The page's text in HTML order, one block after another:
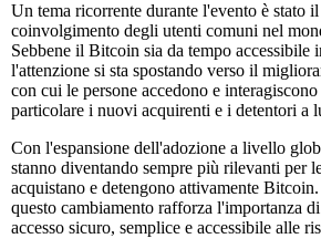
Un tema ricorrente durante l'evento è stato il
coinvolgimento degli utenti comuni nel
Sebbene il Bitcoin sia da tempo accessibile
l'attenzione si sta spostando verso il
con cui le persone accedono e
particolare i nuovi acquirenti e i detentori a
Con l'espansione dell'adozione a livello
stanno diventando sempre più rilevanti per
acquistano e detengono attivamente
questo cambiamento rafforza l'importanza
accesso sicuro, semplice e accessibile alle